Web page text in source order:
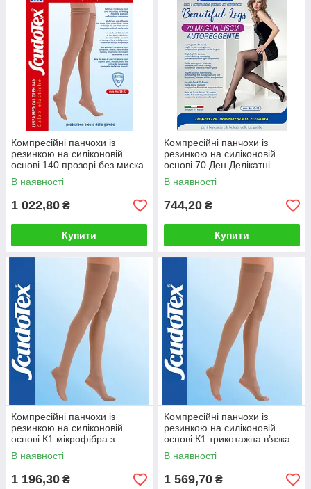
Компресійні панчохи із
резинкою на силіконовій
основі 140 прозорі без миска
В наявності
1 022,80 ₴
Купити
Компресійні панчохи із
резинкою на силіконовій
основі 70 Ден Делікатні
В наявності
744,20 ₴
Купити
Компресійні панчохи із
резинкою на силіконовій
основі К1 мікрофібра з
миском
В наявності
1 196,30 ₴
Компресійні панчохи із
резинкою на силіконовій
основі К1 трикотажна в’язка
без миска
В наявності
1 569,70 ₴